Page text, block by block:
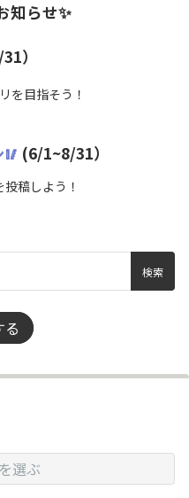
知らせ✨
）
を目指そう！
(6/1~8/31）
稿しよう！
る
選ぶ